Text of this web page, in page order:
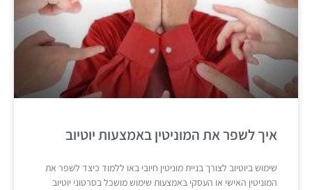
איך לשפר את המוניטין באמצעות יוטיוב
שימוש ביוטיוב לצורך בניית מוניטין חיובי באו ללמוד כיצד לשפר את
המוניטין האישי או העסקי באמצעות שימוש מושכל בסרטוני יוטיוב